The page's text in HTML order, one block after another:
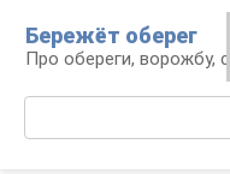
контенту
Бережёт оберег
Про обереги, ворожбу,